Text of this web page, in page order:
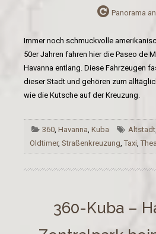
Panorama
Immer noch schmuckvolle
50er Jahren fahren hier die Paseo de
Havanna entlang. Diese Fahrzeugen
dieser Stadt und gehören zum
wie die Kutsche auf der Kreuzung.
360,Havanna,Kuba Altstadt,
Oldtimer, Straßenkreuzung, Taxi,
360-Kuba –